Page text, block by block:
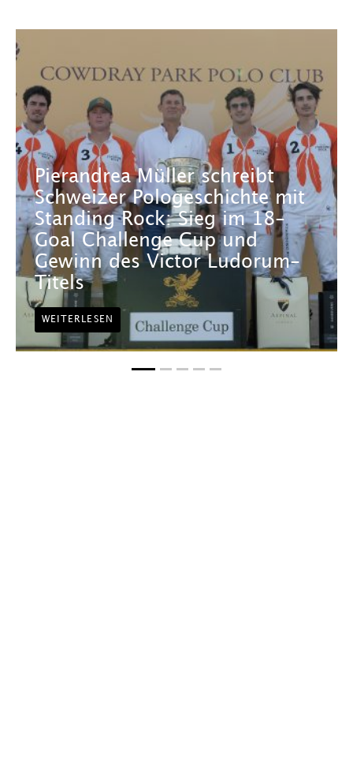
Pierandrea Müller schreibt
Schweizer Pologeschichte mit
Standing Rock: Sieg im 18-
Goal Challenge Cup und
Gewinn des Victor Ludorum-
Titels
WEITERLESEN